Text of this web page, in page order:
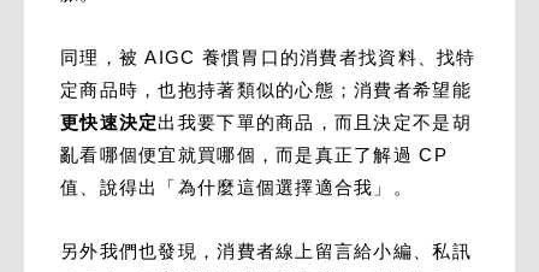
同理，被 AIGC 養慣胃口的消費者找資料、找特
定商品時，也抱持著類似的心態；消費者希望能
更快速決定出我要下單的商品，而且決定不是胡
亂看哪個便宜就買哪個，而是真正了解過 CP
值、說得出「為什麼這個選擇適合我」。
另外我們也發現，消費者線上留言給小編、私訊